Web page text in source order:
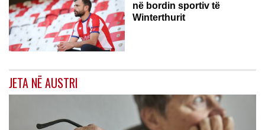
në bordin sportiv të
Winterthurit
JETA NË AUSTRI